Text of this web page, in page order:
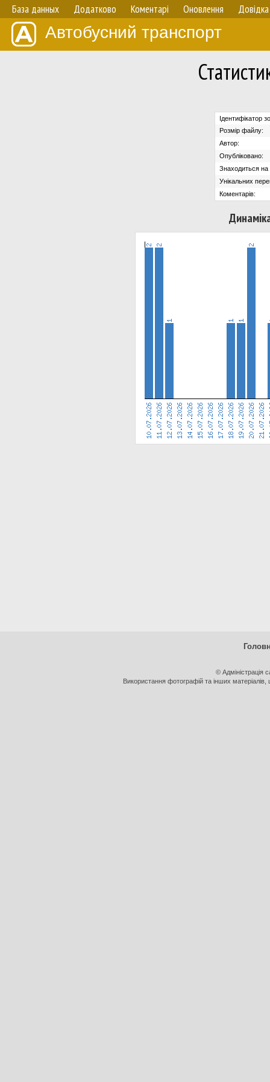
База данных Додатково Коментарі Оновлення Довідка
Автобусний транспорт
Ідентифікатор
Розмір файлу:
Автор:
Опубліковано:
Знаходиться на
Унікальних
Коментарів:
© Адміністрація
Використання фотографій та інших матеріалів,